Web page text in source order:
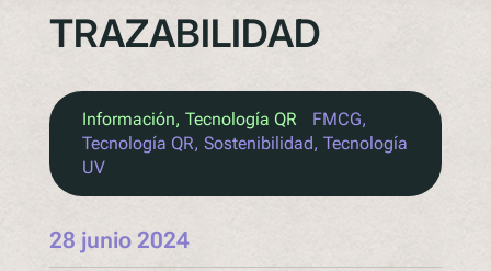
Socios
QR al cuadrado de Polytag
TRAZABILIDAD
Información, Tecnología QR FMCG
Tecnología QR, Sostenibilidad, Tecnología
UV
28 junio 2024